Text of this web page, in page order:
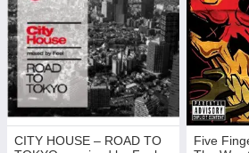
CITY HOUSE – ROAD TO
Five